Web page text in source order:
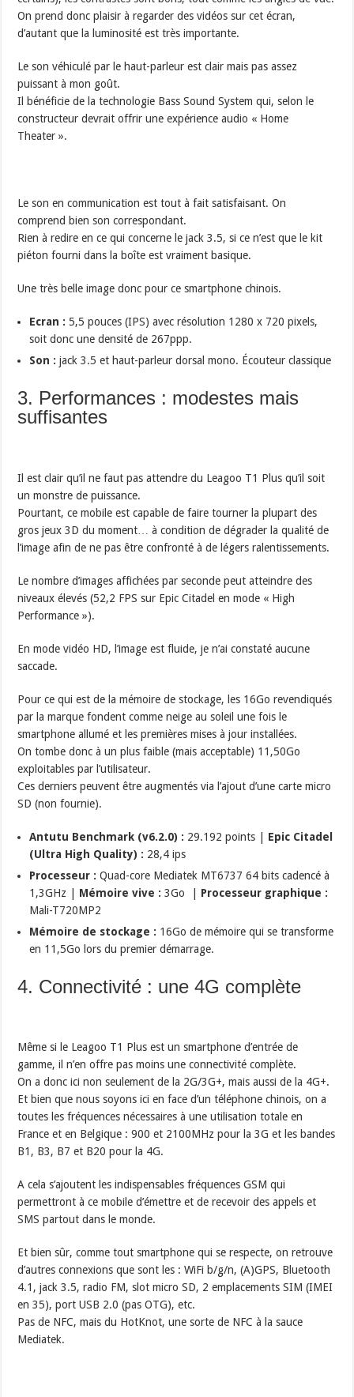
On prend donc plaisir à regarder des vidéos sur cet écran,
d’autant que la luminosité est très importante.
Le son véhiculé par le haut-parleur est clair mais pas assez
puissant à mon goût.
Il bénéficie de la technologie Bass Sound System qui, selon le
constructeur devrait offrir une expérience audio « Home
Theater ».
Le son en communication est tout à fait satisfaisant. On
comprend bien son correspondant.
Rien à redire en ce qui concerne le jack 3.5, si ce n’est que le kit
piéton fourni dans la boîte est vraiment basique.
Une très belle image donc pour ce smartphone chinois.
Ecran : 5,5 pouces (IPS) avec résolution 1280 x 720 pixels,
soit donc une densité de 267ppp.
Son : jack 3.5 et haut-parleur dorsal mono. Écouteur classique
3. Performances : modestes mais
suffisantes
Il est clair qu’il ne faut pas attendre du Leagoo T1 Plus qu’il soit
un monstre de puissance.
Pourtant, ce mobile est capable de faire tourner la plupart des
gros jeux 3D du moment… à condition de dégrader la qualité de
l’image afin de ne pas être confronté à de légers ralentissements.
Le nombre d’images affichées par seconde peut atteindre des
niveaux élevés (52,2 FPS sur Epic Citadel en mode « High
Performance »).
En mode vidéo HD, l’image est fluide, je n’ai constaté aucune
saccade.
Pour ce qui est de la mémoire de stockage, les 16Go revendiqués
par la marque fondent comme neige au soleil une fois le
smartphone allumé et les premières mises à jour installées.
On tombe donc à un plus faible (mais acceptable) 11,50Go
exploitables par l’utilisateur.
Ces derniers peuvent être augmentés via l’ajout d’une carte micro
SD (non fournie).
Antutu Benchmark (v6.2.0) : 29.192 points | Epic Citadel
(Ultra High Quality) : 28,4 ips
Processeur : Quad-core Mediatek MT6737 64 bits cadencé à
1,3GHz | Mémoire vive : 3Go | Processeur graphique :
Mali-T720MP2
Mémoire de stockage : 16Go de mémoire qui se transforme
en 11,5Go lors du premier démarrage.
4. Connectivité : une 4G complète
Même si le Leagoo T1 Plus est un smartphone d’entrée de
gamme, il n’en offre pas moins une connectivité complète.
On a donc ici non seulement de la 2G/3G+, mais aussi de la 4G+.
Et bien que nous soyons ici en face d’un téléphone chinois, on a
toutes les fréquences nécessaires à une utilisation totale en
France et en Belgique : 900 et 2100MHz pour la 3G et les bandes
B1, B3, B7 et B20 pour la 4G.
A cela s’ajoutent les indispensables fréquences GSM qui
permettront à ce mobile d’émettre et de recevoir des appels et
SMS partout dans le monde.
Et bien sûr, comme tout smartphone qui se respecte, on retrouve
d’autres connexions que sont les : WiFi b/g/n, (A)GPS, Bluetooth
4.1, jack 3.5, radio FM, slot micro SD, 2 emplacements SIM (IMEI
en 35), port USB 2.0 (pas OTG), etc.
Pas de NFC, mais du HotKnot, une sorte de NFC à la sauce
Mediatek.